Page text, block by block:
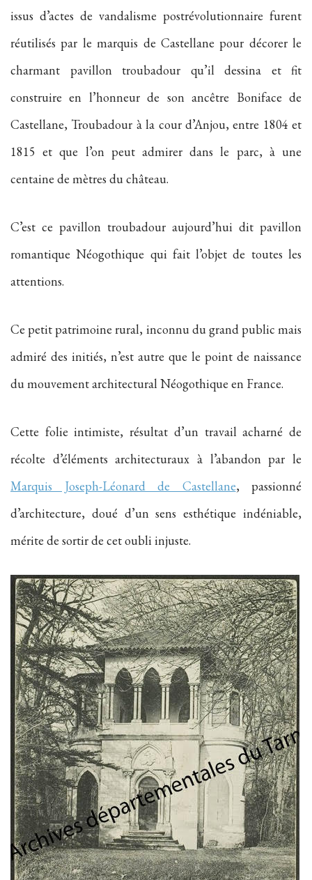
issus d’actes de vandalisme postrévolutionnaire furent
réutilisés par le marquis de Castellane pour décorer le
charmant pavillon troubadour qu’il dessina et fit
construire en l’honneur de son ancêtre Boniface de
Castellane, Troubadour à la cour d’Anjou, entre 1804 et
1815 et que l’on peut admirer dans le parc, à une
centaine de mètres du château.
C’est ce pavillon troubadour aujourd’hui dit pavillon
romantique Néogothique qui fait l’objet de toutes les
attentions.
Ce petit patrimoine rural, inconnu du grand public mais
admiré des initiés, n’est autre que le point de naissance
du mouvement architectural Néogothique en France.
Cette folie intimiste, résultat d’un travail acharné de
récolte d’éléments architecturaux à l’abandon par le
Marquis Joseph-Léonard de Castellane, passionné
d’architecture, doué d’un sens esthétique indéniable,
mérite de sortir de cet oubli injuste.